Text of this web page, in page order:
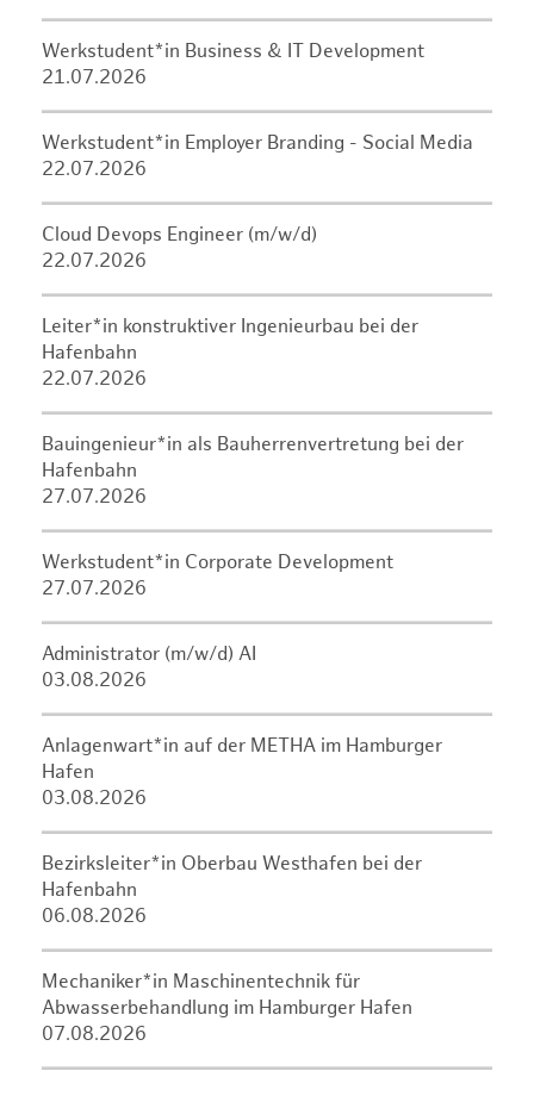
Werkstudent*in Business & IT Development
21.07.2026
Werkstudent*in Employer Branding - Social Media
22.07.2026
Cloud Devops Engineer (m/w/d)
22.07.2026
Leiter*in konstruktiver Ingenieurbau bei der
Hafenbahn
22.07.2026
Bauingenieur*in als Bauherrenvertretung bei der
Hafenbahn
27.07.2026
Werkstudent*in Corporate Development
27.07.2026
Administrator (m/w/d) AI
03.08.2026
Anlagenwart*in auf der METHA im Hamburger
Hafen
03.08.2026
Bezirksleiter*in Oberbau Westhafen bei der
Hafenbahn
06.08.2026
Mechaniker*in Maschinentechnik für
Abwasserbehandlung im Hamburger Hafen
07.08.2026